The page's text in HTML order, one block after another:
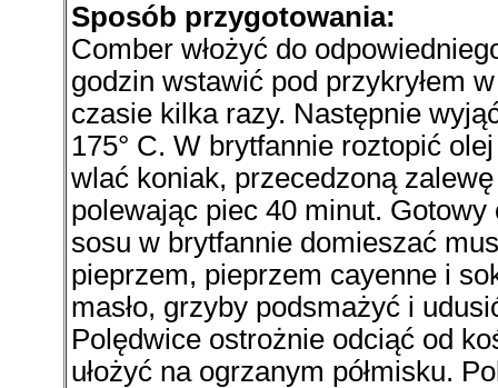
Sposób przygotowania:
Comber włożyć do
godzin wstawić pod przykryłem
czasie kilka razy. Następnie
175° C. W brytfannie roztopić
wlać koniak, przecedzoną
polewając piec 40 minut.
sosu w brytfannie domieszać
pieprzem, pieprzem cayenne i
masło, grzyby podsmażyć i
Polędwice ostrożnie odciąć od
ułożyć na ogrzanym półmisku.